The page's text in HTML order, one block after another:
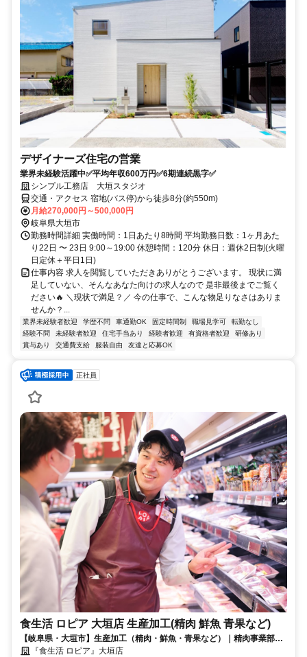
デザイナーズ住宅の営業
業界未経験活躍中✅平均年収600万円✅6期連続黒字✅
シンプル工務店 大垣スタジオ
交通・アクセス 宿地(バス停)から徒歩8分(約550m)
月給270,000円～500,000円
岐阜県大垣市
勤務時間詳細 実働時間：1日あたり8時間 平均勤務日数：1ヶ月あた
り22日 〜 23日 9:00～19:00 休憩時間：120分 休日：週休2日制(火曜
日定休＋平日1日)
仕事内容 求人を閲覧していただきありがとうございます。 現状に満
足していない、そんなあなた向けの求人なので 是非最後までご覧く
ださい🔥 ＼現状で満足？／ 今の仕事で、こんな物足りなさはありま
せんか？...
業界未経験者歓迎 学歴不問 車通勤OK 固定時間制 職場見学可
転勤なし
経験不問
未経験者歓迎 住宅手当あり 経験者歓迎 有資格者歓迎
研修あり
賞与あり
交通費支給 服装自由 友達と応募OK
正社員
食生活 ロピア 大垣店 生産加工(精肉 鮮魚 青果など)
【岐阜県・大垣市】生産加工（精肉・鮮魚・青果など）｜精肉事業部／
一般『食生活 ロピア』大垣店